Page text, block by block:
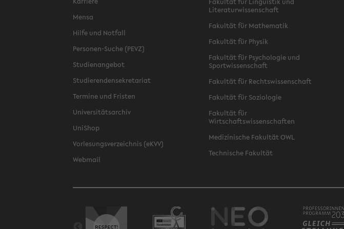
Mensa
Hilfe und Notfall
Personen-Suche (PEVZ)
Studienangebot
Studierendensekretariat
Termine und Fristen
Universitätsarchiv
UniShop
Vorlesungsverzeichnis (eKVV)
Webmail
Literaturwissenschaft
Fakultät für Mathematik
Fakultät für Physik
Fakultät für Psychologie und
Sportwissenschaft
Fakultät für Rechtswissenschaft
Fakultät für Soziologie
Fakultät für
Wirtschaftswissenschaften
Medizinische Fakultät OWL
Technische Fakultät